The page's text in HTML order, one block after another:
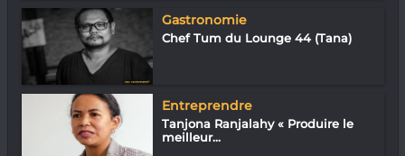
Gastronomie
Chef Tum du Lounge 44 (Tana)
Entreprendre
Tanjona Ranjalahy « Produire le
meilleur...